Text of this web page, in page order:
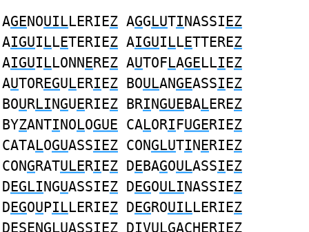
AGENOUILLERIEZ AGGLUTINASSIEZ
AIGUILLETERIEZ AIGUILLETTEREZ
AIGUILLONNEREZ AUTOFLAGELLIEZ
AUTOREGULERIEZ BOULANGEASSIEZ
BOURLINGUERIEZ BRINGUEBALEREZ
BYZANTINOLOGUE CALORIFUGERIEZ
CATALOGUASSIEZ CONGLUTINERIEZ
CONGRATULERIEZ DEBAGOULASSIEZ
DEGLINGUASSIEZ DEGOULINASSIEZ
DEGOUPILLERIEZ DEGROUILLERIEZ
DESENGLUASSIEZ DIVULGACHERIEZ